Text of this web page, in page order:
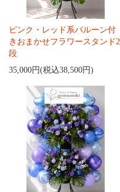
ピンク・レッド系バルーン付
きおまかせフラワースタンド2
段
35,000円(税込38,500円)